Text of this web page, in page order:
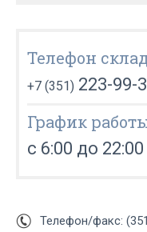
Телефон
+7 (351) 223-99-
График
с 6:00 до 22:00
Телефон/факс: